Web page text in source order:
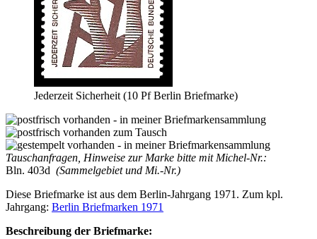
Jederzeit Sicherheit (10 Pf Berlin Briefmarke)
Tauschanfragen, Hinweise zur Marke bitte mit Michel-Nr.:
Bln. 403d (Sammelgebiet und Mi.-Nr.)
Diese Briefmarke ist aus dem Berlin-Jahrgang 1971. Zum kpl.
Jahrgang: Berlin Briefmarken 1971
Beschreibung der Briefmarke: